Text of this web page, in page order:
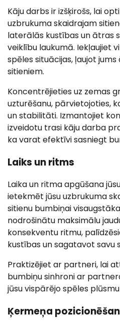
Kāju darbs ir izšķirošs, lai
uzbrukuma skaidrajam
laterālās kustības un ātras
veiklību laukumā. Iekļaujiet
spēles situācijas, ļaujot
sitieniem.
Koncentrējieties uz zemas
uzturēšanu, pārvietojoties,
un stabilitāti. Izmantojiet
izveidotu trasi kāju darba
ka varat efektīvi sasniegt
Laiks un ritms
Laika un ritma apgūšana
ietekmēt jūsu uzbrukuma
sitienu bumbiņai
nodrošinātu maksimālu
konsekventu ritmu,
kustības un sagatavot savu
Praktizējiet ar partneri, lai
bumbiņu sinhroni ar
jūsu vispārējo spēles
Ķermeņa